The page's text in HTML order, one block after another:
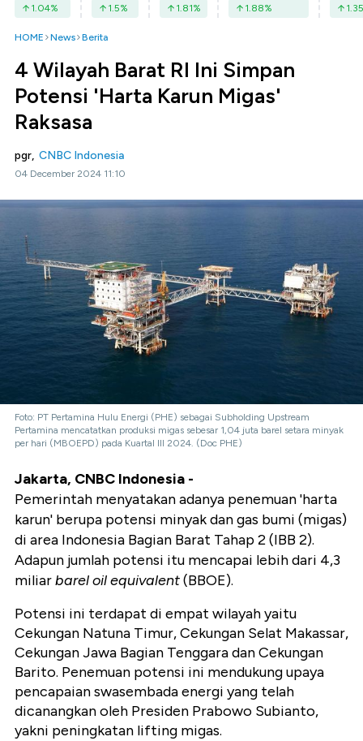
1.04% 1.5% 1.81% 1.88% 1.35
HOME News Berita
4 Wilayah Barat RI Ini Simpan
Potensi 'Harta Karun Migas'
Raksasa
pgr, CNBC Indonesia
04 December 2024 11:10
Foto: PT Pertamina Hulu Energi (PHE) sebagai Subholding Upstream
Pertamina mencatatkan produksi migas sebesar 1,04 juta barel setara minyak
per hari (MBOEPD) pada Kuartal III 2024. (Doc PHE)
Jakarta, CNBC Indonesia -
Pemerintah menyatakan adanya penemuan 'harta
karun' berupa potensi minyak dan gas bumi (migas)
di area Indonesia Bagian Barat Tahap 2 (IBB 2).
Adapun jumlah potensi itu mencapai lebih dari 4,3
miliarbarel oil equivalent(BBOE).
Potensi ini terdapat di empat wilayah yaitu
Cekungan Natuna Timur, Cekungan Selat Makassar,
Cekungan Jawa Bagian Tenggara dan Cekungan
Barito. Penemuan potensi ini mendukung upaya
pencapaian swasembada energi yang telah
dicanangkan oleh Presiden Prabowo Subianto,
yakni peningkatan lifting migas.